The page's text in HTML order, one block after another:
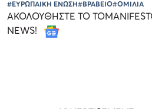
#ΕΥΡΩΠΑΙΚΗ ΕΝΩΣΗ#ΒΡΑΒΕΙΟ#ΟΜΙΛΙΑ
ΑΚΟΛΟΥΘΗΣΤΕ ΤΟ
NEWS!